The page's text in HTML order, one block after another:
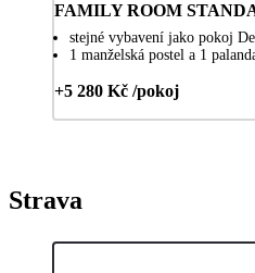
FAMILY ROOM
stejné vybavení jako pokoj
1 manželská postel a 1
+5 280 Kč /pokoj
Strava